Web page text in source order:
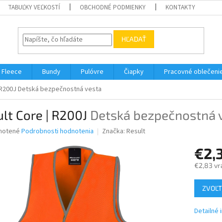
TABUĽKY VEĽKOSTÍ OBCHODNÉ PODMIENKY KONTAKTY
HĽADAŤ
Fleece Bundy Pulóvre Čiapky Pracovné
Detská bezpečnostná vesta
Core | R200J Detská bezpečnostná
Podrobnosti hodnotenia Značka: Result
€2,83
cena:
Detailné